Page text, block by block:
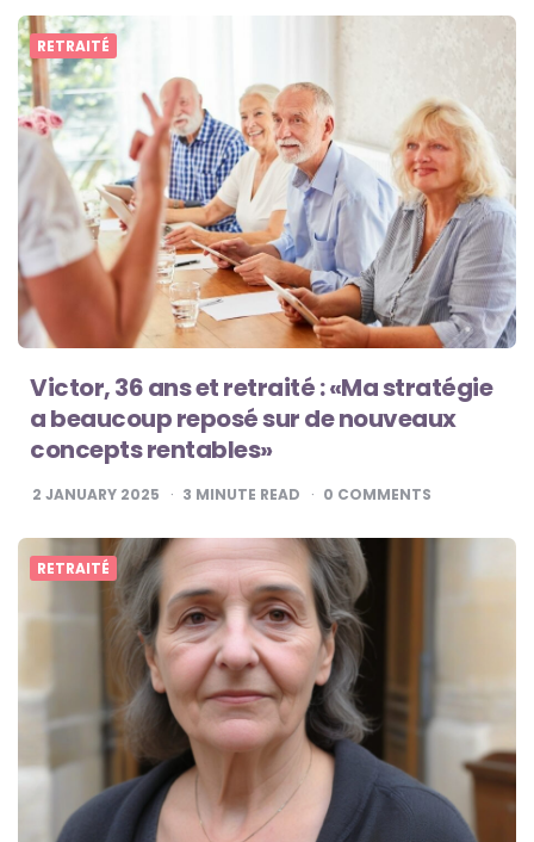
RETRAITÉ
Victor, 36 ans et retraité : «Ma stratégie
a beaucoup reposé sur de nouveaux
concepts rentables»
2 JANUARY 2025 3 MINUTE READ 0 COMMENTS
RETRAITÉ